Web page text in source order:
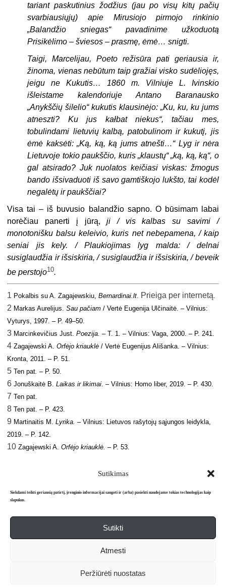
Sutikimas
Siekdami teikti geriausią patirtį, įrenginio informacijai saugoti ir (arba) pasiekti naudojame tokias technologijas kaip
slapukus.
Sutikti
Atmesti
Peržiūrėti nuostatas
tariant paskutinius žodžius (jau po visų kitų pačių
svarbiausiųjų) apie Mirusiojo pirmojo rinkinio
„Balandžio sniegas“ pavadinime užkoduotą
Prisikėlimo – šviesos – prasmę, ėmė… snigti.
Taigi, Marcelijau, Poeto režisūra pati geriausia ir,
žinoma, vienas nebūtum taip gražiai visko sudėliojęs,
jeigu ne Kukutis… 1860 m. Vilniuje L. Ivinskio
išleistame kalendoriuje Antano Baranausko
„Anykščių šilelio“ kukutis klausinėjo: „Ku, ku, ku jums
atneszti? Ku jus kałbat niekus“, tačiau mes,
tobulindami lietuvių kalbą, patobulinom ir kukutį, jis
ėmė kaksėti: „Ką, ką, ką jums atnešti…“ Lyg ir nėra
Lietuvoje tokio paukščio, kuris „klaustų“ „ką, ką, ką“, o
gal atsirado? Juk nuolatos keičiasi viskas: žmogus
bando išsivaduoti iš savo gamtiškojo lukšto, tai kodėl
negalėtų ir paukščiai?
Visa tai – iš buvusio balandžio sapno. O būsimam labai
norėčiau panerti į jūrą,ji / vis kalbas su savimi /
monotonišku balsu keleivio, kuris net nebepamena, / kaip
seniai jis kely. / Plaukiojimas lyg malda: / delnai
susiglaudžia ir išsiskiria, / susiglaudžia ir išsiskiria, / beveik
be perstojo10.
1 Pokalbis su A. Zagajewskiu,Bernardinai.lt. Prieiga per internetą.
2 Markas Aurelijus.Sau pačiam / Vertė Eugenija Ulčinaitė. – Vilnius:
Vyturys, 1997. – P. 49–50.
3 Marcinkevičius Just.Poezija. – T. 1. – Vilnius: Vaga, 2000. – P. 241.
4 ZagajewskiA.Orfėjo kriauklė/ Vertė Eugenijus Ališanka. – Vilnius:
Kronta, 2011. – P. 51.
5 Ten pat. –P. 50.
6 Jonuškaitė B.Laikas ir likimai. – Vilnius: Homo liber, 2019. – P. 430.
7 Ten pat.
8 Ten pat. – P. 423.
9 Martinaitis M. Lyrika. – Vilnius: Lietuvos rašytojų sąjungos leidykla,
2019. – P. 142.
10 Zagajewski A. Orfėjo kriauklė. – P.53.
Apie mus Redakcija Prenumerata